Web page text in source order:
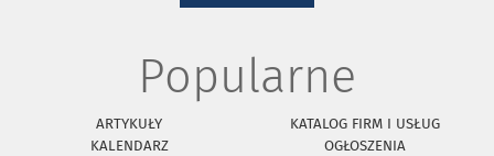
Popularne
ARTYKUŁY
KATALOG FIRM I USŁUG
KALENDARZ
OGŁOSZENIA